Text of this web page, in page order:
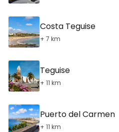
Costa Teguise
+ 7 km
Teguise
+ 11 km
Puerto del Carmen
+ 11 km